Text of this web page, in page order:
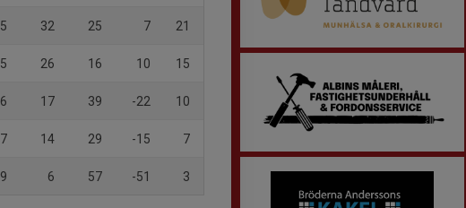
5 32 25 7 21
5 26 16 10 15
6 17 39 -22 10
7 14 29 -15 7
9 6 57 -51 3